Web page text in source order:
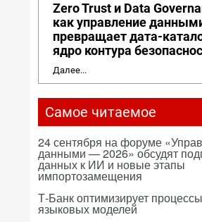
Zero Trust и Data
как управление
превращает дата-
ядро контура
Далее...
Самое читаемое
24 сентября на форуме
данными — 2026» обсудят
данных к ИИ и новые этапы
импортозамещения
Т-Банк оптимизирует
языковых моделей